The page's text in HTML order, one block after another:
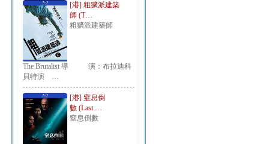
[港] 粗獷派建築
師 (T…
粗獷派建築師
The Brutalist 導 演：布拉迪科
貝特演 …
[港] 窒息倒
數 (Last …
窒息倒數